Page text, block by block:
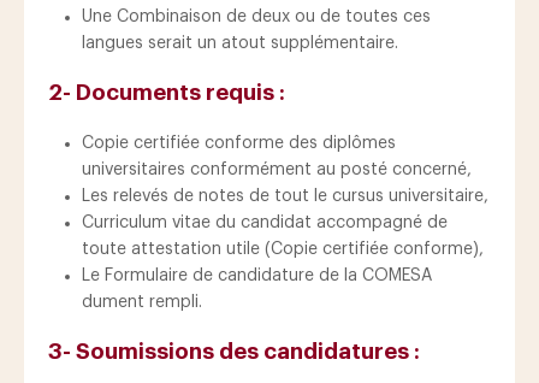
Une Combinaison de deux ou de toutes ces
langues serait un atout supplémentaire.
2- Documents requis :
Copie certifiée conforme des diplômes
universitaires conformément au posté concerné,
Les relevés de notes de tout le cursus universitaire,
Curriculum vitae du candidat accompagné de
toute attestation utile (Copie certifiée conforme),
Le Formulaire de candidature de la COMESA
dument rempli.
3- Soumissions des candidatures :